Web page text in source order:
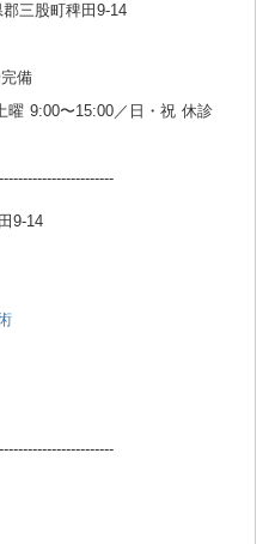
三股町稗田9-14
備
曜 9:00〜15:00／日・祝 休診
9-14